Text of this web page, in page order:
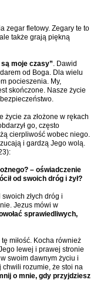
zegar fletowy. Zegary te to
także grają piękną
moje czasy” . Dawid
od Boga. Dla wielu
pocieszenia. My,
skończone. Nasze życie
życie za złożone w rękach
go, często
cierpliwość wobec niego.
i gardzą Jego wolą.
– oświadczenie
od swoich dróg i żył?
złych dróg i
Jezus mówi w
sprawiedliwych,
miłość. Kocha również
lewej i prawej stronie
swoim dawnym życiu i
rozumie, że stoi na
o mnie, gdy przyjdziesz